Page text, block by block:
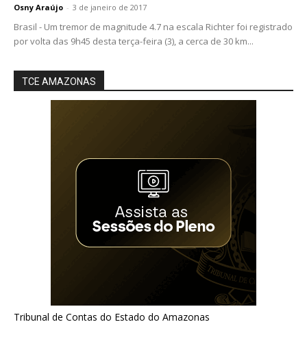
Osny Araújo - 3 de janeiro de 2017
Brasil - Um tremor de magnitude 4.7 na escala Richter foi registrado
por volta das 9h45 desta terça-feira (3), a cerca de 30 km...
TCE AMAZONAS
Tribunal de Contas do Estado do Amazonas